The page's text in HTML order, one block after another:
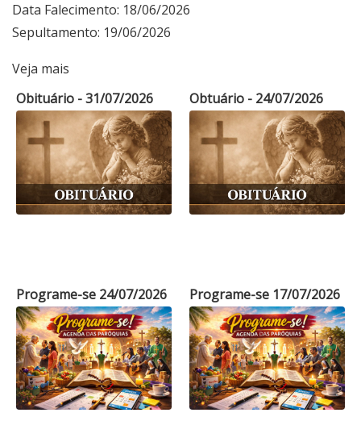
Data Falecimento: 18/06/2026
Sepultamento: 19/06/2026
Veja mais
Obituário - 31/07/2026
Obtuário - 24/07/2026
Programe-se 24/07/2026 Programe-se 17/07/2026